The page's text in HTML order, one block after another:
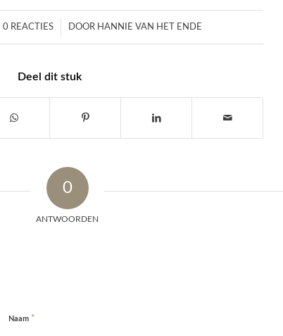
0 REACTIES
/ DOOR HANNIE VAN HET ENDE
Deel dit stuk
0
ANTWOORDEN
Naam *